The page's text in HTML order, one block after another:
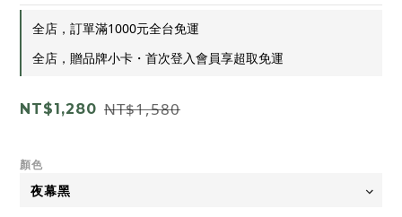
全店，訂單滿1000元全台免運
全店，贈品牌小卡・首次登入會員享超取免運
NT$1,280 NT$1,580
顏色